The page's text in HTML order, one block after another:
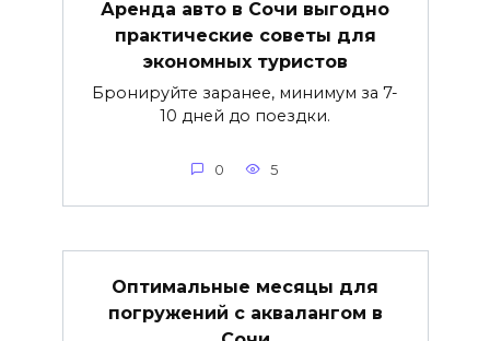
Аренда авто в Сочи выгодно
практические советы для
экономных туристов
Бронируйте заранее, минимум за 7-
10 дней до поездки.
0 5
Оптимальные месяцы для
погружений с аквалангом в